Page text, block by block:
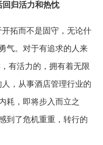
归活力和热忱
拓而不是固守，无论什
气。对于有追求的人来
有活力的，拥有着无限
，从事酒店管理行业的
耗，即将步入而立之
到了危机重重，转行的